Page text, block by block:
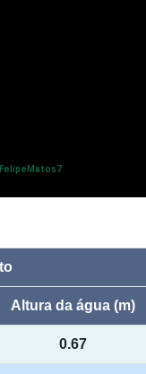
FelipeMatos7